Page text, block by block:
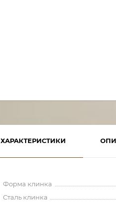
ХАРАКТЕРИСТИКИ
Форма клинка
Сталь клинка